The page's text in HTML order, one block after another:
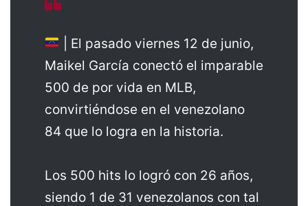
| El pasado viernes 12 de junio,
Maikel García conectó el imparable
500 de por vida en MLB,
convirtiéndose en el venezolano
84 que lo logra en la historia.
Los 500 hits lo logró con 26 años,
siendo 1 de 31 venezolanos con tal